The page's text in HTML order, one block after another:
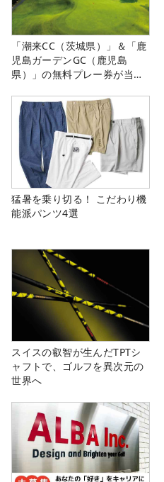
「潮来CC（茨城県）」＆「鹿
児島ガーデンGC（鹿児島
県）」の無料プレー券が当た
猛暑を乗り切る！ こだわり機
能派パンツ4選
スイスの叡智が生んだTPTシ
ャフトで、ゴルフを異次元の
世界へ